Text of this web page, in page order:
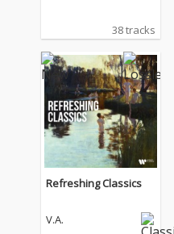
38 tracks
Refreshing Classics
V.A.